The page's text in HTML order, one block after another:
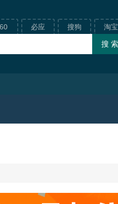
必应 搜狗 淘宝